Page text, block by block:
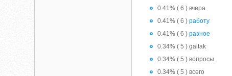
0.41% ( 6 ) вчера
0.41% ( 6 )работу
0.41% ( 6 )разное
0.34% ( 5 ) galtak
0.34% ( 5 ) вопросы
0.34% ( 5 ) всего